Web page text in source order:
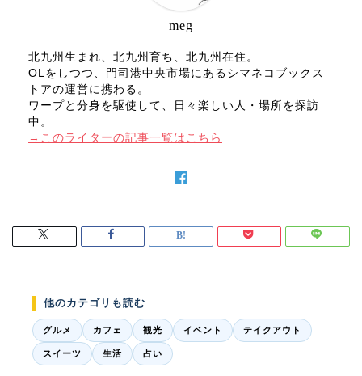
meg
北九州生まれ、北九州育ち、北九州在住。
OLをしつつ、門司港中央市場にあるシマネコブックス
トアの運営に携わる。
ワープと分身を駆使して、日々楽しい人・場所を探訪
中。
→このライターの記事一覧はこちら
他のカテゴリも読む
グルメ カフェ 観光 イベント テイクアウト
スイーツ 生活 占い